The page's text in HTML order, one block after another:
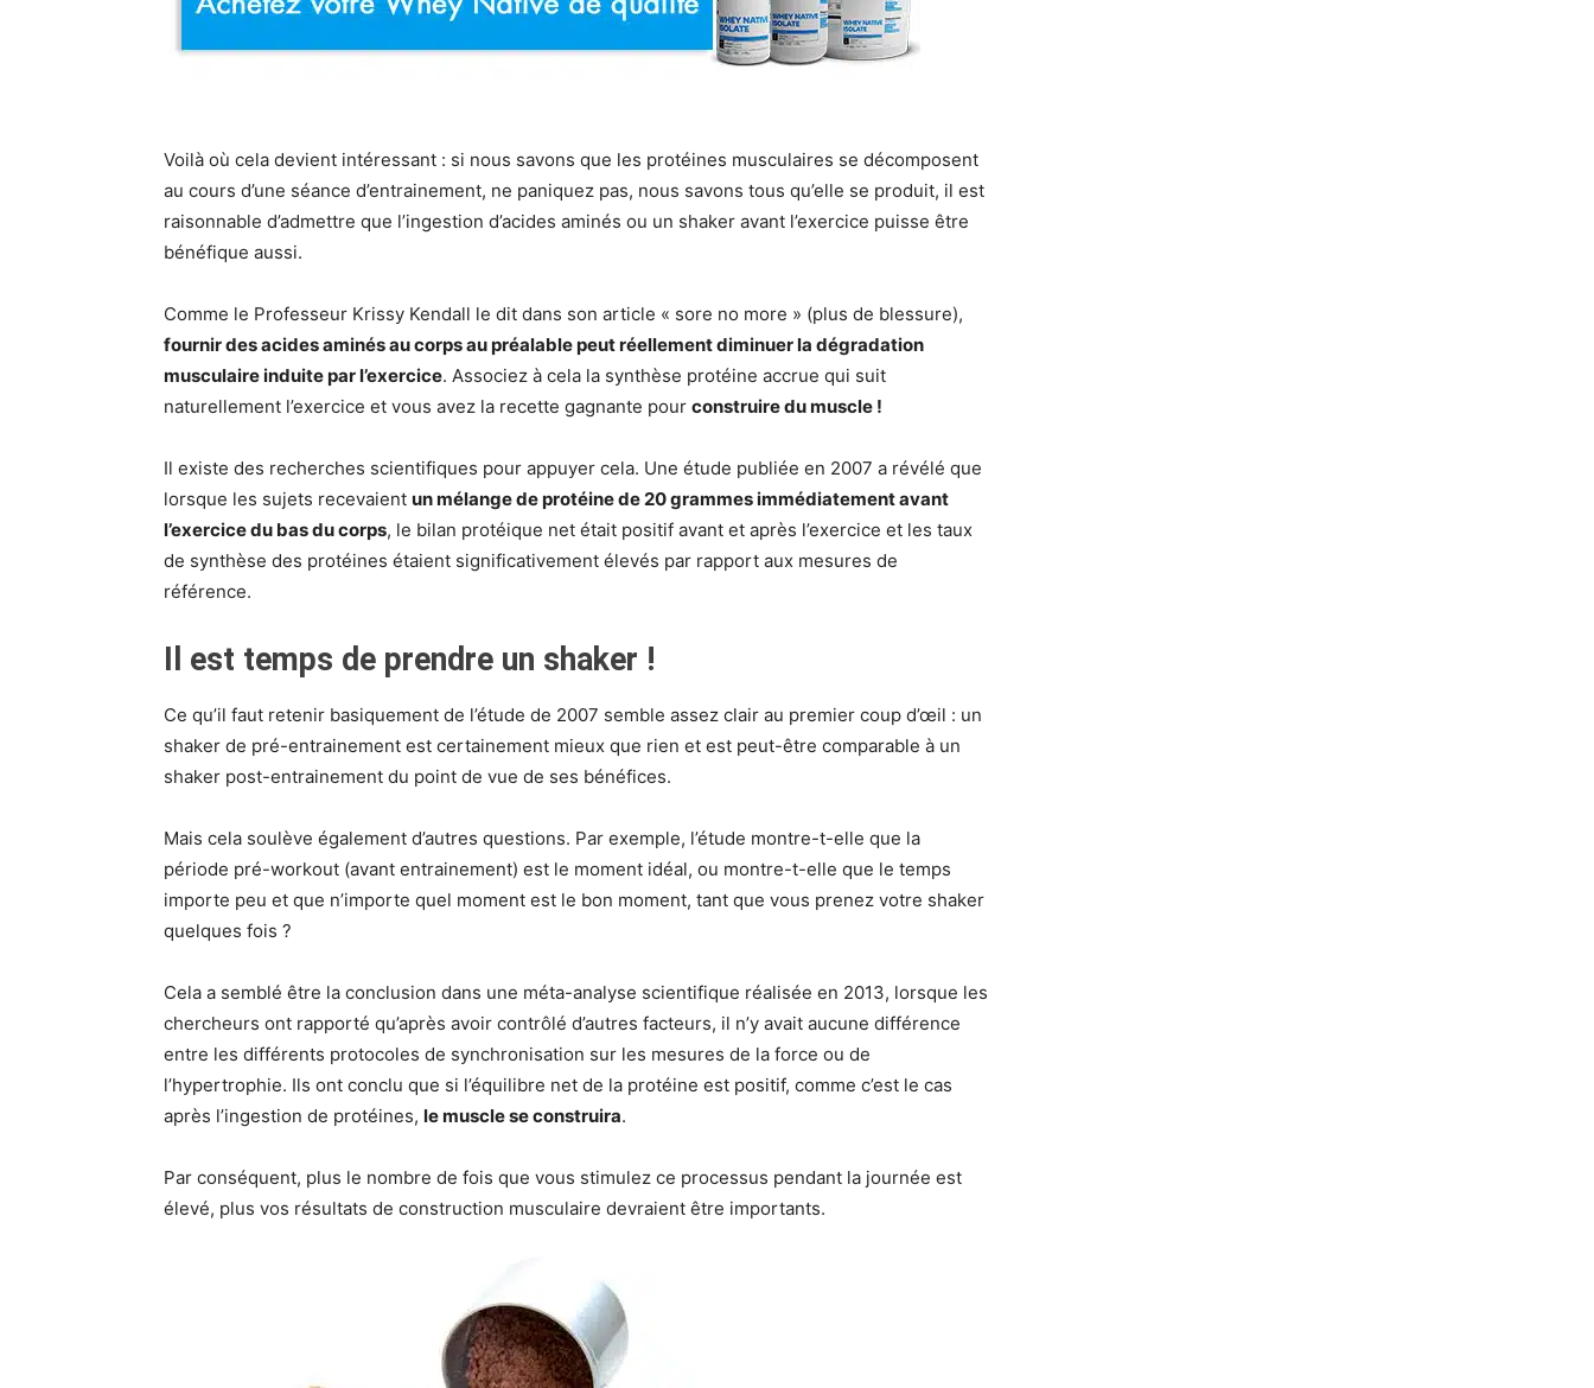
Voilà où cela devient intéressant : si nous savons que les protéines musculaires se décomposent
au cours d’une séance d’entrainement, ne paniquez pas, nous savons tous qu’elle se produit, il est
raisonnable d’admettre que l’ingestion d’acides aminés ou un shaker avant l’exercice puisse être
bénéfique aussi.
Comme le Professeur Krissy Kendall le dit dans son article « sore no more » (plus de blessure),
fournir des acides aminés au corps au préalable peut réellement diminuer la dégradation
musculaire induite par l’exercice. Associez à cela la synthèse protéine accrue qui suit
naturellement l’exercice et vous avez la recette gagnante pour construire du muscle !
Il existe des recherches scientifiques pour appuyer cela. Une étude publiée en 2007 a révélé que
lorsque les sujets recevaient un mélange de protéine de 20 grammes immédiatement avant
l’exercice du bas du corps, le bilan protéique net était positif avant et après l’exercice et les taux
de synthèse des protéines étaient significativement élevés par rapport aux mesures de
référence.
Il est temps de prendre un shaker !
Ce qu’il faut retenir basiquement de l’étude de 2007 semble assez clair au premier coup d’œil : un
shaker de pré-entrainement est certainement mieux que rien et est peut-être comparable à un
shaker post-entrainement du point de vue de ses bénéfices.
Mais cela soulève également d’autres questions. Par exemple, l’étude montre-t-elle que la
période pré-workout (avant entrainement) est le moment idéal, ou montre-t-elle que le temps
importe peu et que n’importe quel moment est le bon moment, tant que vous prenez votre shaker
quelques fois ?
Cela a semblé être la conclusion dans une méta-analyse scientifique réalisée en 2013, lorsque les
chercheurs ont rapporté qu’après avoir contrôlé d’autres facteurs, il n’y avait aucune différence
entre les différents protocoles de synchronisation sur les mesures de la force ou de
l’hypertrophie. Ils ont conclu que si l’équilibre net de la protéine est positif, comme c’est le cas
après l’ingestion de protéines, le muscle se construira.
Par conséquent, plus le nombre de fois que vous stimulez ce processus pendant la journée est
élevé, plus vos résultats de construction musculaire devraient être importants.